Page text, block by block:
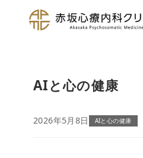
AIと心の健康
2026年5月8日 AIと心の健康